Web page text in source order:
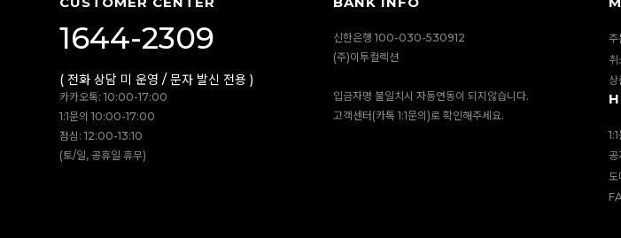
1644-2309
( 전화 상담 미 운영 / 문자 발신 전용 )
카카오톡: 10:00-17:00
1:1문의 10:00-17:00
점심: 12:00-13:10
(토/일, 공휴일 휴무)
신한은행 100-030-530912
(주)이투컬렉션
입금자명 불일치시 자동연동이 되지않습니다.
고객센터(카톡 1:1문의)로 확인해주세요.
주
상
도